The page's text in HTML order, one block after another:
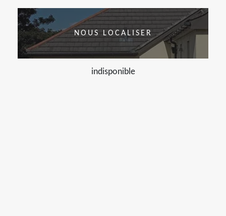
NOUS LOCALISER
indisponible